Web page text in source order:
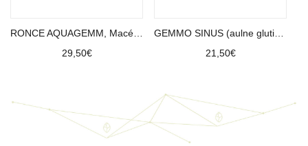
29,50€
21,50€